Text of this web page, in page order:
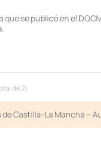
se publicó en el
de 2)
de Castilla-La Mancha –